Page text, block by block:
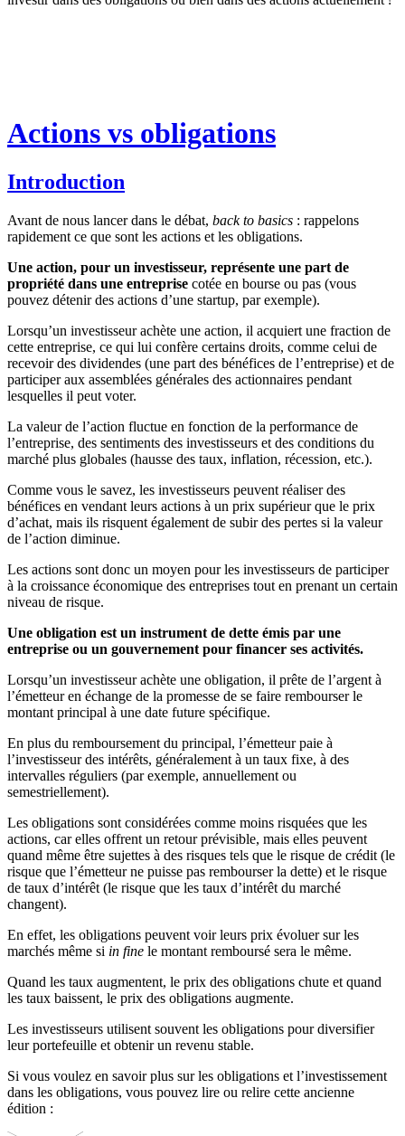
Actions vs obligations
Introduction
Avant de nous lancer dans le débat, back to basics : rappelons
rapidement ce que sont les actions et les obligations.
Une action, pour un investisseur, représente une part de
propriété dans une entreprise cotée en bourse ou pas (vous
pouvez détenir des actions d’une startup, par exemple).
Lorsqu’un investisseur achète une action, il acquiert une fraction de
cette entreprise, ce qui lui confère certains droits, comme celui de
recevoir des dividendes (une part des bénéfices de l’entreprise) et de
participer aux assemblées générales des actionnaires pendant
lesquelles il peut voter.
La valeur de l’action fluctue en fonction de la performance de
l’entreprise, des sentiments des investisseurs et des conditions du
marché plus globales (hausse des taux, inflation, récession, etc.).
Comme vous le savez, les investisseurs peuvent réaliser des
bénéfices en vendant leurs actions à un prix supérieur que le prix
d’achat, mais ils risquent également de subir des pertes si la valeur
de l’action diminue.
Les actions sont donc un moyen pour les investisseurs de participer
à la croissance économique des entreprises tout en prenant un certain
niveau de risque.
Une obligation est un instrument de dette émis par une
entreprise ou un gouvernement pour financer ses activités.
Lorsqu’un investisseur achète une obligation, il prête de l’argent à
l’émetteur en échange de la promesse de se faire rembourser le
montant principal à une date future spécifique.
En plus du remboursement du principal, l’émetteur paie à
l’investisseur des intérêts, généralement à un taux fixe, à des
intervalles réguliers (par exemple, annuellement ou
semestriellement).
Les obligations sont considérées comme moins risquées que les
actions, car elles offrent un retour prévisible, mais elles peuvent
quand même être sujettes à des risques tels que le risque de crédit (le
risque que l’émetteur ne puisse pas rembourser la dette) et le risque
de taux d’intérêt (le risque que les taux d’intérêt du marché
changent).
En effet, les obligations peuvent voir leurs prix évoluer sur les
marchés même si in fine le montant remboursé sera le même.
Quand les taux augmentent, le prix des obligations chute et quand
les taux baissent, le prix des obligations augmente.
Les investisseurs utilisent souvent les obligations pour diversifier
leur portefeuille et obtenir un revenu stable.
Si vous voulez en savoir plus sur les obligations et l’investissement
dans les obligations, vous pouvez lire ou relire cette ancienne
édition :